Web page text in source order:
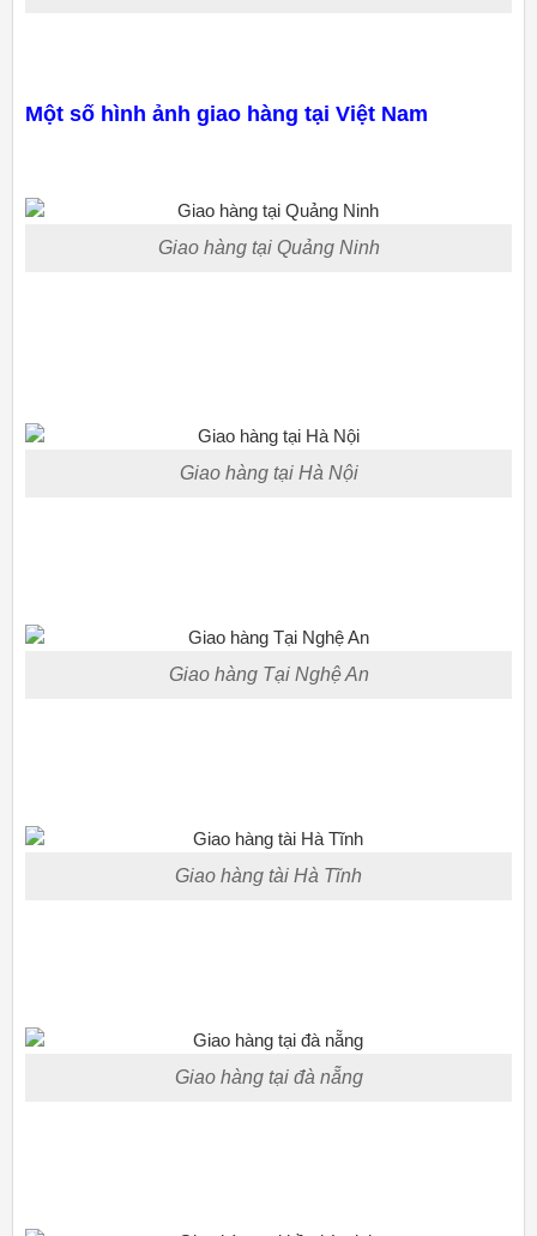
Một số hình ảnh giao hàng tại Việt Nam
Giao hàng tại Quảng Ninh
Giao hàng tại Hà Nội
Giao hàng Tại Nghệ An
Giao hàng tài Hà Tĩnh
Giao hàng tại đà nẵng